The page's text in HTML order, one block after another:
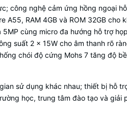
RJ45
out 3.5mm
3.0 , 1 cổng MicroUSB
tiếp hồng ngoại IrDA
Nhiệt độ hoạt động –10 °C to +45
công nghệ cảm ứng hồng ngoại
RAM 4GB và ROM 32GB cho
cùng micro đa hướng hỗ trợ
suất 2 × 15W cho âm thanh rõ
chói độ cứng Mohs 7 tăng độ
sử dụng khác nhau; thiết bị hỗ
học, trung tâm đào tạo và giải